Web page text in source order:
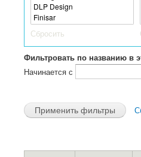
Сбросить
Фильтровать по названию в
Начинается с
Страницы